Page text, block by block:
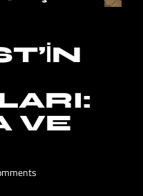
VE